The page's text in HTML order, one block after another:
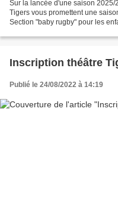
Sur la lancée d'une saison
Tigers vous promettent une
Section "baby rugby" pour les
Inscription théâtre
Publié le 24/08/2022 à 14:19